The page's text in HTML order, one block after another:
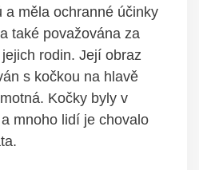
a měla ochranné účinky
také považována za
rodin. Její obraz
s kočkou na hlavě
Kočky byly v
mnoho lidí je chovalo